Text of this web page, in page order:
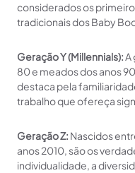
considerados os
tradicionais dos Baby
Geração Y (Millennials):A
80 e meados dos anos
destaca pela
trabalho que ofereça
Geração Z: Nascidos
anos 2010, são os
individualidade, a